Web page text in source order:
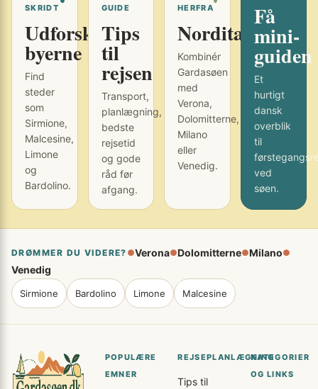
SKRIDT
Udforsk
byerne
Find
steder
som
Sirmione,
Malcesine,
Limone
og
Bardolino.
GUIDE
Tips
til
rejsen
Transport,
planlægning,
bedste
rejsetid
og gode
råd før
afgang.
HERFRA
Norditalien
Kombinér
Gardasøen
med
Verona,
Dolomitterne,
Milano
eller
Venedig.
Få
mini-
guiden
Et
hurtigt
dansk
overblik
til
ved
søen.
DRØMMER DU VIDERE? ●Verona●Dolomitterne●Milano●
Venedig
Sirmione Bardolino Limone Malcesine
POPULÆRE
EMNER
REJSEPLANLÆGNING
Tips til
KATEGORIER
OG LINKS